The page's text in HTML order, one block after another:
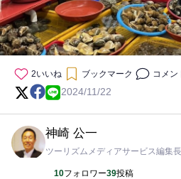
2いいね ブックマーク コメン
2024/11/22
神崎 公一
ツーリズムメディアサービス編集
10フォロワー39投稿